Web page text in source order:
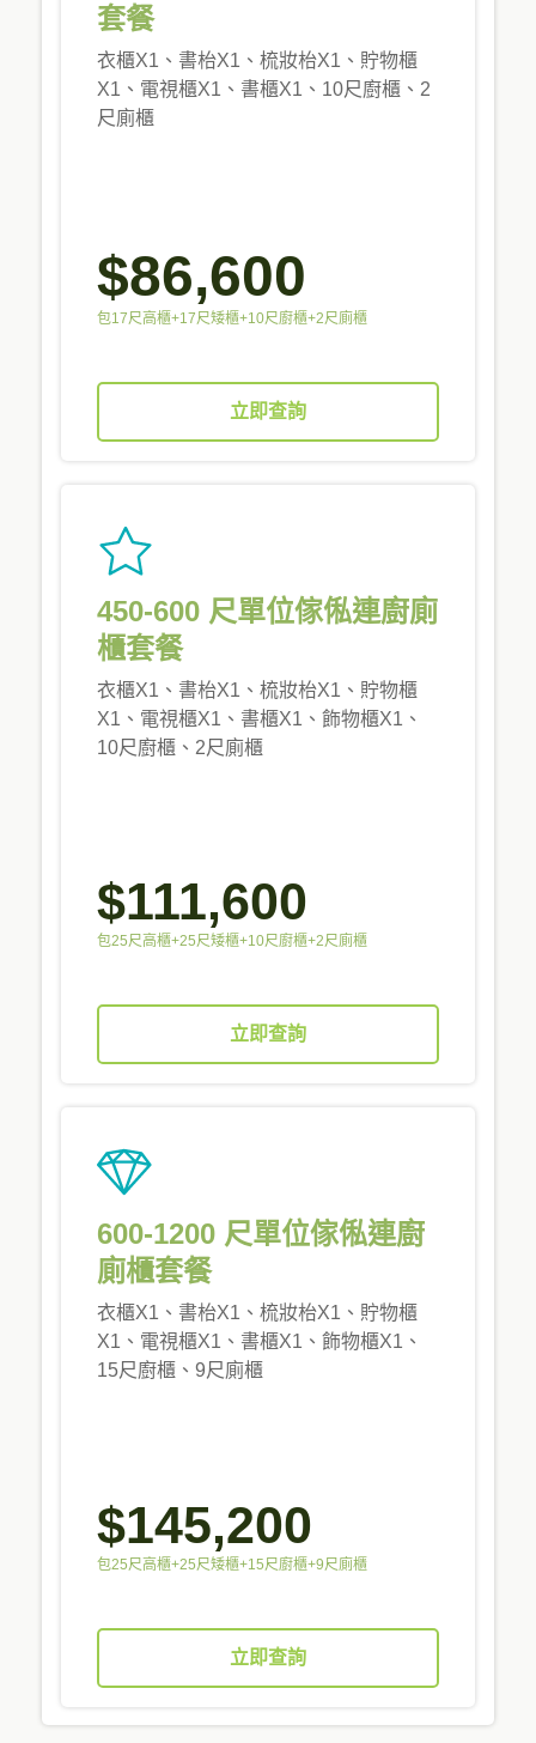
套餐
衣櫃X1、書枱X1、梳妝枱X1、貯物櫃
X1、電視櫃X1、書櫃X1、10尺廚櫃、2
尺廁櫃
$86,600
包17尺高櫃+17尺矮櫃+10尺廚櫃+2尺廁櫃
立即查詢
450-600 尺單位傢俬連廚廁
櫃套餐
衣櫃X1、書枱X1、梳妝枱X1、貯物櫃
X1、電視櫃X1、書櫃X1、飾物櫃X1、
10尺廚櫃、2尺廁櫃
$111,600
包25尺高櫃+25尺矮櫃+10尺廚櫃+2尺廁櫃
立即查詢
600-1200 尺單位傢俬連廚
廁櫃套餐
衣櫃X1、書枱X1、梳妝枱X1、貯物櫃
X1、電視櫃X1、書櫃X1、飾物櫃X1、
15尺廚櫃、9尺廁櫃
$145,200
包25尺高櫃+25尺矮櫃+15尺廚櫃+9尺廁櫃
立即查詢